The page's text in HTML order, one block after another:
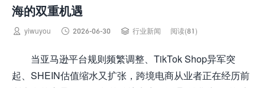
海的双重机遇
 yiwuyou  2026-06-30  行业新闻 阅读(81)
当亚马逊平台规则频繁调整、TikTok Shop异军突
起、SHEIN估值缩水又扩张，跨境电商从业者正在经历前